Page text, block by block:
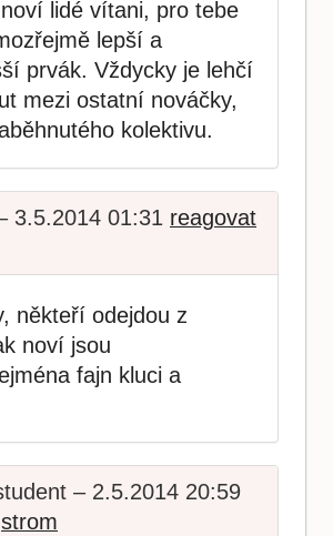
lidé vítani, pro tebe
lepší a
prvák. Vždycky je lehčí
mezi ostatní nováčky,
kolektivu.
3.5.2014 01:31 reagovat
někteří odejdou z
noví jsou
fajn kluci a
– 2.5.2014 20:59
strom